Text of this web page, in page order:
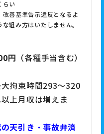
らい
善基準告示違反となるよ
組み方はいたしません。
円
（各種手当含む）
拘束時間293～320
上月収は増えま
天引き・事故弁済